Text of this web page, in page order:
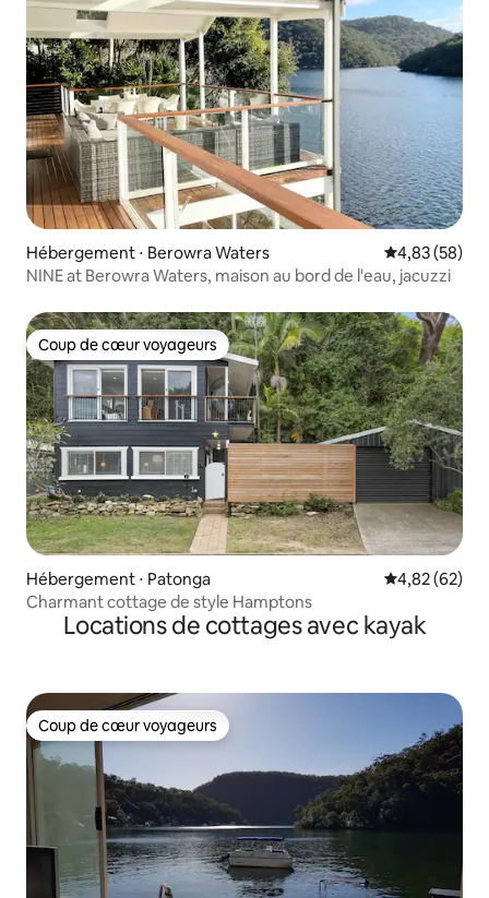
Hébergement ⋅ Berowra Waters Évaluation
4,83 (58)
NINE at Berowra Waters, maison au bord de l'eau, jacuzzi
Coup de cœur voyageurs
Coup de cœur voyageurs
Hébergement ⋅ Patonga Évaluation
4,82 (62)
Charmant cottage de style Hamptons
Locations de cottages avec kayak
Coup de cœur voyageurs
Coup de cœur voyageurs